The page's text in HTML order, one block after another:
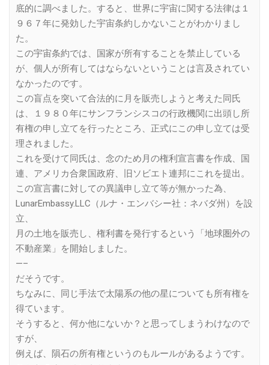
底的に調べました。すると、世界に宇宙に関する法律は１
９６７年に発効した宇宙条約しかないことがわかりまし
た。
この宇宙条約では、国家が所有することを禁止している
が、個人が所有してはならないということは言及されてい
なかったのです。
この盲点を突いて合法的に月を販売しようと考えた同氏
は、１９８０年にサンフランシスコの行政機関に出頭し所
有権の申し立てを行ったところ、正式にこの申し立ては受
理されました。
これを受けて同氏は、念のため月の権利宣言書を作成、国
連、アメリカ合衆国政府、旧ソビエト連邦にこれを提出。
この宣言書に対しての異議申し立て等が無かった為、
LunarEmbassy.LLC（ルナ・エンバシー社：ネバダ州）を設
立、
月の土地を販売し、権利書を発行するという「地球圏外の
不動産業」を開始しました。
—–
だそうです。
ちなみに、同じ手法で太陽系の他の星についても所有権を
得ています。
そうすると、何か他にないか？と思ってしまうわけなので
すが、
例えば、隕石の所有権というのもルールがあるようです。